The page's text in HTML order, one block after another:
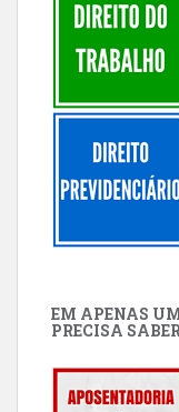
EM APENAS
PRECISA